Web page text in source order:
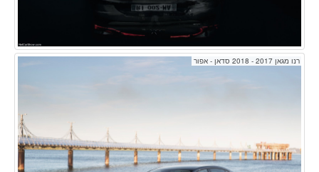
רנו מגאן 2017 - 2018 סדאן - אפור